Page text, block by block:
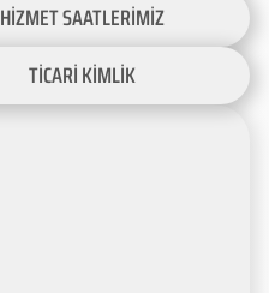
HİZMET SAATLERİMİZ
TİCARİ KİMLİK